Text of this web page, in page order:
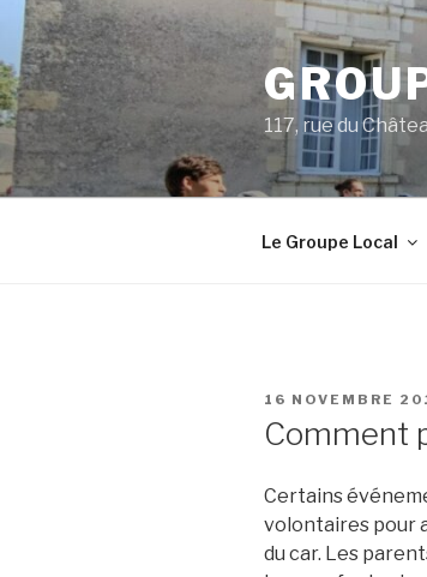
Aller
contenu
principal
117, rue du
Le Groupe Local
PUBLIÉ
16 NOVEMBRE
Comment
Certains
volontaires pour
du car. Les